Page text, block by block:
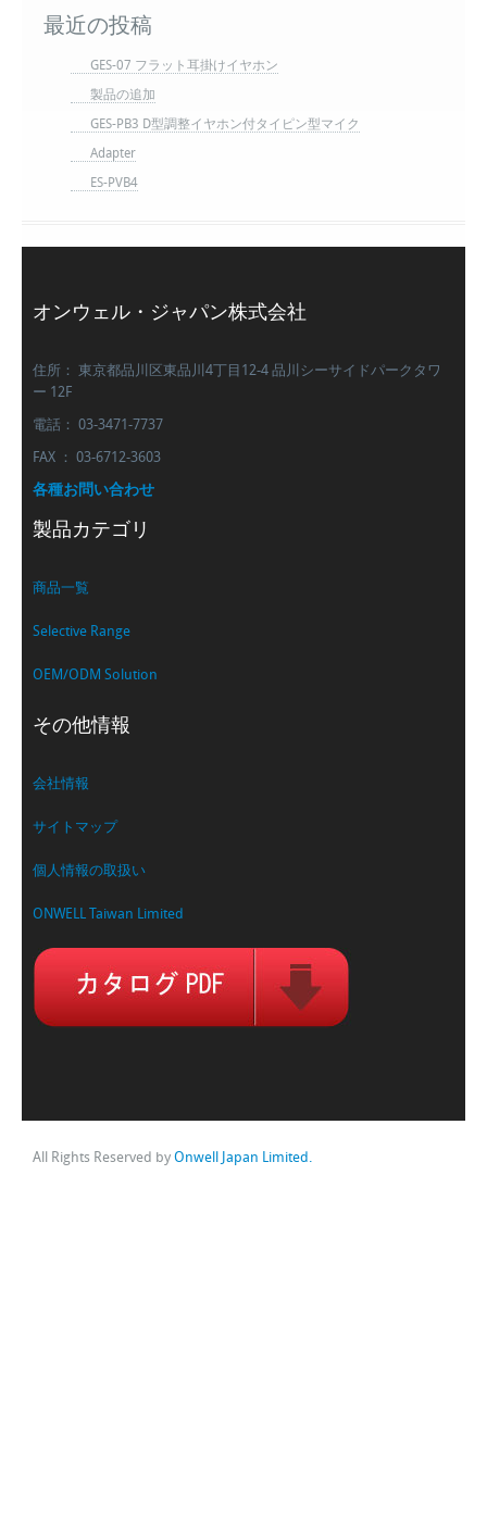
最近の投稿
GES-07 フラット耳掛けイヤホン
製品の追加
GES-PB3 D型調整イヤホン付タイピン型マイク
Adapter
ES-PVB4
オンウェル・ジャパン株式会社
住所： 東京都品川区東品川4丁目12-4 品川シーサイドパークタワ
ー 12F
電話： 03-3471-7737
FAX ： 03-6712-3603
各種お問い合わせ
製品カテゴリ
商品一覧
Selective Range
OEM/ODM Solution
その他情報
会社情報
サイトマップ
個人情報の取扱い
ONWELL Taiwan Limited
All Rights Reserved by Onwell Japan Limited.